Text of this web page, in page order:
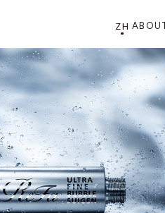
ZH
CATEGORY
ReFa